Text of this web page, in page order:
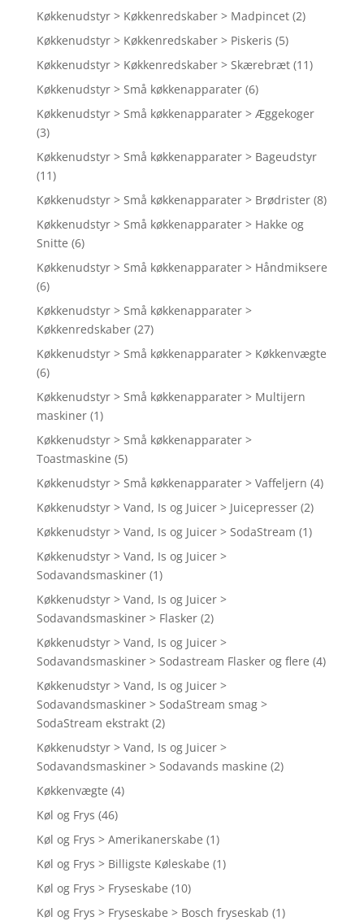
Køkkenudstyr > Køkkenredskaber > Madpincet (2)
Køkkenudstyr > Køkkenredskaber > Piskeris (5)
Køkkenudstyr > Køkkenredskaber > Skærebræt (11)
Køkkenudstyr > Små køkkenapparater (6)
Køkkenudstyr > Små køkkenapparater > Æggekoger
(3)
Køkkenudstyr > Små køkkenapparater > Bageudstyr
(11)
Køkkenudstyr > Små køkkenapparater > Brødrister (8)
Køkkenudstyr > Små køkkenapparater > Hakke og
Snitte (6)
Køkkenudstyr > Små køkkenapparater > Håndmiksere
(6)
Køkkenudstyr > Små køkkenapparater >
Køkkenredskaber (27)
Køkkenudstyr > Små køkkenapparater > Køkkenvægte
(6)
Køkkenudstyr > Små køkkenapparater > Multijern
maskiner (1)
Køkkenudstyr > Små køkkenapparater >
Toastmaskine (5)
Køkkenudstyr > Små køkkenapparater > Vaffeljern (4)
Køkkenudstyr > Vand, Is og Juicer > Juicepresser (2)
Køkkenudstyr > Vand, Is og Juicer > SodaStream (1)
Køkkenudstyr > Vand, Is og Juicer >
Sodavandsmaskiner (1)
Køkkenudstyr > Vand, Is og Juicer >
Sodavandsmaskiner > Flasker (2)
Køkkenudstyr > Vand, Is og Juicer >
Sodavandsmaskiner > Sodastream Flasker og flere (4)
Køkkenudstyr > Vand, Is og Juicer >
Sodavandsmaskiner > SodaStream smag >
SodaStream ekstrakt (2)
Køkkenudstyr > Vand, Is og Juicer >
Sodavandsmaskiner > Sodavands maskine (2)
Køkkenvægte (4)
Køl og Frys (46)
Køl og Frys > Amerikanerskabe (1)
Køl og Frys > Billigste Køleskabe (1)
Køl og Frys > Fryseskabe (10)
Køl og Frys > Fryseskabe > Bosch fryseskab (1)